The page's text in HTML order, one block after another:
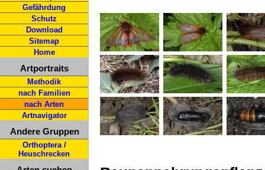
Gefährdung
Schutz
Download
Sitemap
Home
Artportraits
Methodik
nach Familien
nach Arten
Artnavigator
Andere Gruppen
Orthoptera /
Heuschrecken